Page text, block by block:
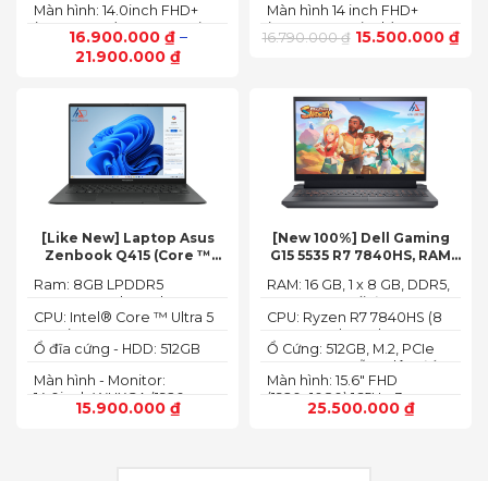
16.900.000 ₫–
21.900.000 ₫
Màn hình: 14.0inch FHD+
(1920 x 1200) 60Hz,250 nits
luồng
16.790.000₫ 15.500.000 ₫
Màn hình 14 inch FHD+
(1920 x 1200 pixels)
[Like New] Laptop Asus
Zenbook Q415 (Core ™
512GB, 14.0inch WUXGA
15.900.000 ₫
Màn hình - Monitor:
14.0inch WUXGA (1920 x
1200) 16:10, OLED, 500 nits,
Ổ đĩa cứng - HDD: 512GB
CPU: Intel® Core ™ Ultra 5
125H (3.60GHz up to
4.50GHz, 18MB Cache)
Ram: 8GB LPDDR5
7467MHz on board
[New 100%] Dell Gaming
G15 5535 R7 7840HS, RAM
8G, 15.6-inch FHD 165Hz
Gray
25.500.000 ₫
Màn hình: 15.6" FHD
(1920x1080) 165Hz, 3ms,
sRGB-100%,
Ổ Cứng: 512GB, M.2, PCIe
NVMe, SSD-Hỗ trợ lên đến
4 TB (2 khe SSD)
CPU: Ryzen R7 7840HS (8
Cores, 16 Threads, 24MB
Cache, 3.80 GHz up to 5.1
RAM: 16 GB, 1 x 8 GB, DDR5,
4800 MHz -Tối đa 32GB